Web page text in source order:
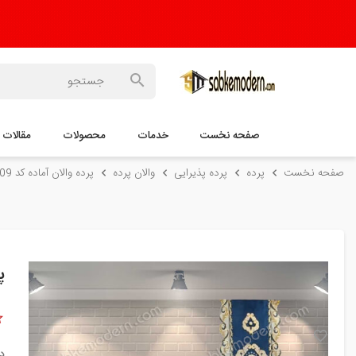
صفحه نخست خدمات محصولات مقالات
صفحه نخست پرده پرده پذیرایی والان پرده پرده والان آماده کد 109 ( رنگ بندی متنوع )